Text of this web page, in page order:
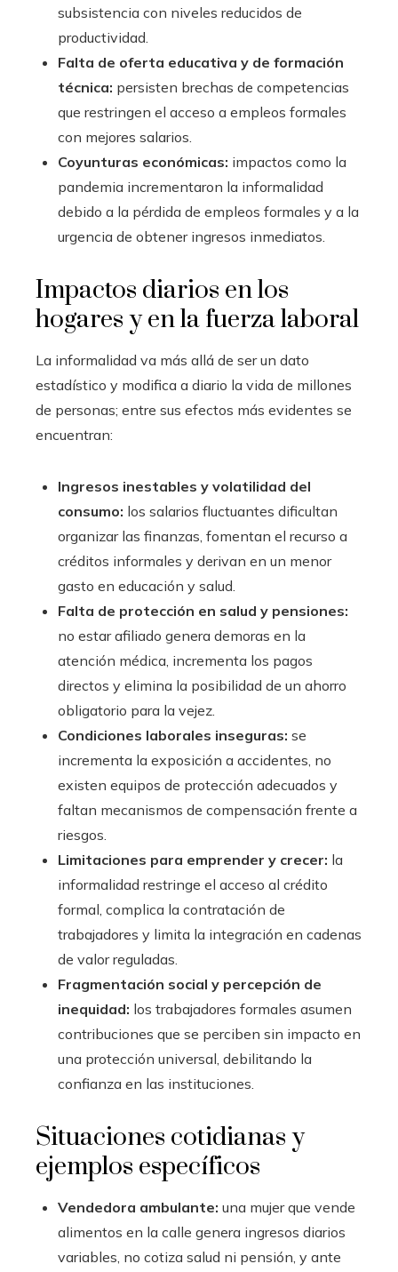
subsistencia con niveles reducidos de
productividad.
Falta de oferta educativa y de formación
técnica: persisten brechas de competencias
que restringen el acceso a empleos formales
con mejores salarios.
Coyunturas económicas: impactos como la
pandemia incrementaron la informalidad
debido a la pérdida de empleos formales y a la
urgencia de obtener ingresos inmediatos.
Impactos diarios en los
hogares y en la fuerza laboral
La informalidad va más allá de ser un dato
estadístico y modifica a diario la vida de millones
de personas; entre sus efectos más evidentes se
encuentran:
Ingresos inestables y volatilidad del
consumo: los salarios fluctuantes dificultan
organizar las finanzas, fomentan el recurso a
créditos informales y derivan en un menor
gasto en educación y salud.
Falta de protección en salud y pensiones:
no estar afiliado genera demoras en la
atención médica, incrementa los pagos
directos y elimina la posibilidad de un ahorro
obligatorio para la vejez.
Condiciones laborales inseguras: se
incrementa la exposición a accidentes, no
existen equipos de protección adecuados y
faltan mecanismos de compensación frente a
riesgos.
Limitaciones para emprender y crecer: la
informalidad restringe el acceso al crédito
formal, complica la contratación de
trabajadores y limita la integración en cadenas
de valor reguladas.
Fragmentación social y percepción de
inequidad: los trabajadores formales asumen
contribuciones que se perciben sin impacto en
una protección universal, debilitando la
confianza en las instituciones.
Situaciones cotidianas y
ejemplos específicos
Vendedora ambulante: una mujer que vende
alimentos en la calle genera ingresos diarios
variables, no cotiza salud ni pensión, y ante